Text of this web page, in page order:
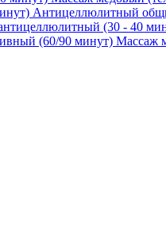
Антицеллюлитный
(30 - 40
(60/90 минут) Массаж